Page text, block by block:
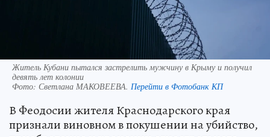
Житель Кубани пытался застрелить мужчину в Крыму и получил
девять лет колонии
Фото: Светлана МАКОВЕЕВА. Перейти в Фотобанк КП
В Феодосии жителя Краснодарского края
признали виновном в покушении на убийство,